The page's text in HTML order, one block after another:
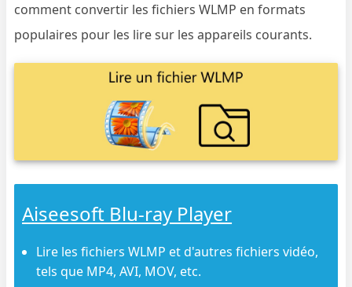
comment convertir les fichiers WLMP en formats
populaires pour les lire sur les appareils courants.
Aiseesoft Blu-ray Player
Lire les fichiers WLMP et d'autres fichiers vidéo,
tels que MP4, AVI, MOV, etc.